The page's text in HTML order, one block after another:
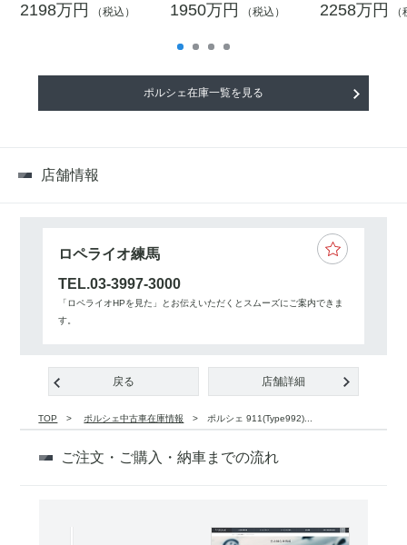
2198万円 （税込） 1950万円 （税込） 2258万円
ポルシェ在庫一覧を見る
店舗情報
ロペライオ練馬
TEL.03-3997-3000
「ロペライオHPを見た」とお伝えいただくとスムーズにご案内できま
す。
戻る 店舗詳細
TOP ポルシェ中古車在庫情報 ポルシェ 911(Type992)...
ご注文・ご購入・納車までの流れ